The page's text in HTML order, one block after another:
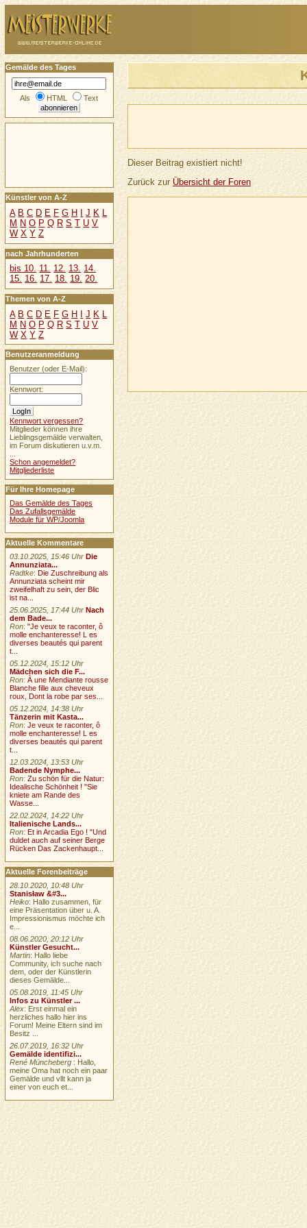
Dieser Beitrag existiert nicht!
Zurück zurÜbersicht der Foren
Gemälde des Tages
Als HTML Text
Künstler von A-Z
A B C D E F G H J K L
M N O P Q R S T U V
W X Y Z
nach Jahrhunderten
bis 10. 11. 12. 13. 14.
15. 16. 17. 18. 19. 20.
Themen von A-Z
A B C D E F G H I J K L
M N O P Q R S T U V
W X Y Z
Benutzeranmeldung
Benutzer (oder E-Mail):
Kennwort:
Kennwort vergessen?
Mitglieder können ihre
Lieblingsgemälde verwalten,
im Forum diskutieren u.v.m.
Schon angemeldet?
Mitgliederliste
Für Ihre Homepage
Das Gemälde des Tages
Das Zufallsgemälde
Module für WP/Joomla
Aktuelle Kommentare
03.10.2025, 15:46 Uhr Die
Annunziata...
Radtke: Die Zuschreibung als
Annunziata scheint mir
zweifelhaft zu sein, der Blic
ist na...
25.06.2025, 17:44 Uhr Nach
dem Bade...
Ron:"Je veux te raconter, ô
molle enchanteresse! L es
diverses beautés qui parent
t...
05.12.2024, 15:12 Uhr
Mädchen sich die F...
Ron:À une Mendiante rousse
Blanche fille aux cheveux
roux, Dont la robe par ses...
05.12.2024, 14:38 Uhr
Tänzerin mit Kasta...
Ron:Je veux te raconter, ô
molle enchanteresse! L es
diverses beautés qui parent
t...
12.03.2024, 13:53 Uhr
Badende Nymphe...
Ron:Zu schön für die Natur:
Idealische Schönheit ! "Sie
kniete am Rande des
Wasse...
22.02.2024, 14:22 Uhr
Italienische Lands...
Ron:Et in Arcadia Ego ! "Und
duldet auch auf seiner Berge
Rücken Das Zackenhaupt...
Aktuelle Forenbeiträge
28.10.2020, 10:48 Uhr
Stanisław &#3...
Heiko: Hallo zusammen, für
eine Präsentation über u. A.
Impressionismus möchte ich
e...
08.06.2020, 20:12 Uhr
Künstler Gesucht...
Martin: Hallo liebe
Community, ich suche nach
dem, oder der Künstlerin
dieses Gemälde...
05.08.2019, 11:45 Uhr
Infos zu Künstler ...
Alex: Erst einmal ein
herzliches hallo hier ins
Forum! Meine Eltern sind im
Besitz ...
26.07.2019, 16:32 Uhr
Gemälde identifizi...
René Müncheberg : Hallo,
meine Oma hat noch ein paar
Gemälde und vllt kann ja
einer von euch et...